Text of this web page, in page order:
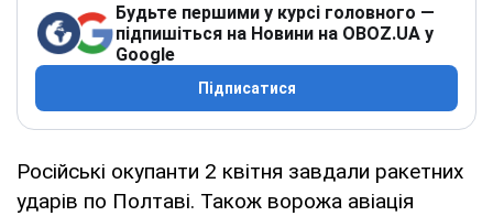
Будьте першими у курсі головного —
підпишіться на Новини на OBOZ.UA у
Google
Підписатися
Російські окупанти 2 квітня завдали ракетних
ударів по Полтаві. Також ворожа авіація